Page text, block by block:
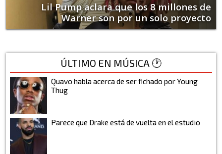
Lil Pump aclara que los 8 millones de
Warner son por un solo proyecto
ÚLTIMO EN MÚSICA 🕐
Quavo habla acerca de ser fichado por Young
Thug
Parece que Drake está de vuelta en el estudio